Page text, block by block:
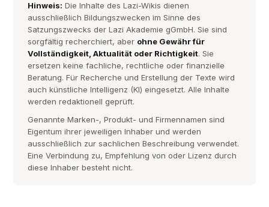
Hinweis: Die Inhalte des Lazi-Wikis dienen
ausschließlich Bildungszwecken im Sinne des
Satzungszwecks der Lazi Akademie gGmbH. Sie sind
sorgfältig recherchiert, aber ohne Gewähr für
Vollständigkeit, Aktualität oder Richtigkeit. Sie
ersetzen keine fachliche, rechtliche oder finanzielle
Beratung. Für Recherche und Erstellung der Texte wird
auch künstliche Intelligenz (KI) eingesetzt. Alle Inhalte
werden redaktionell geprüft.
Genannte Marken-, Produkt- und Firmennamen sind
Eigentum ihrer jeweiligen Inhaber und werden
ausschließlich zur sachlichen Beschreibung verwendet.
Eine Verbindung zu, Empfehlung von oder Lizenz durch
diese Inhaber besteht nicht.